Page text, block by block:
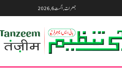
جمعرات, اگست 6, 2026